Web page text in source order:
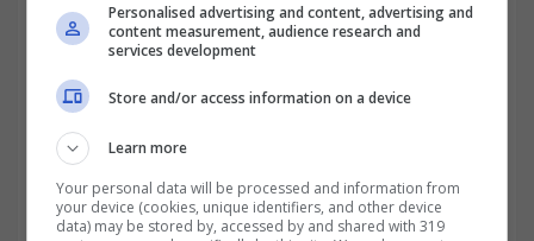
Personalised advertising and content, advertising and
content measurement, audience research and
services development
Store and/or access information on a device
Learn more
Your personal data will be processed and information from
your device (cookies, unique identifiers, and other device
data) may be stored by, accessed by and shared with 319